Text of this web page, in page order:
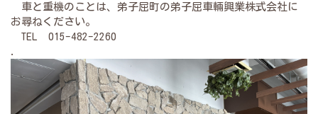
車と重機のことは、弟子屈町の弟子屈車輛興業株式会社に
お尋ねください。
TEL 015-482-2260